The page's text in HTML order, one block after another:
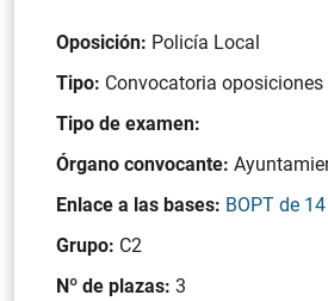
Oposición: Policía Local
Tipo: Convocatoria oposiciones
Tipo de examen:
Órgano convocante:
Enlace a las bases: BOPT de
Grupo: C2
Nº de plazas: 3